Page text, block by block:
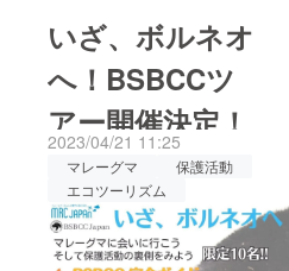
いざ、ボルネオ
へ！BSBCCツ
アー開催決定！
2023/04/21 11:25
マレーグマ
保護活動
エコツーリズム